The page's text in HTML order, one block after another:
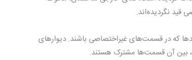
قید نگردیده‌اند.
که در قسمت‌های غیراختصاصی باشند. دیوارهای
بین آن قسمت‌ها مشترک هستند.